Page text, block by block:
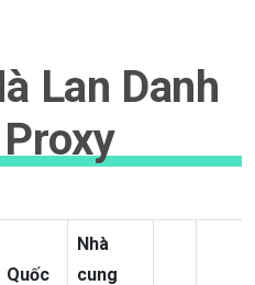
Lan Danh
Quốc
Nhà
cung